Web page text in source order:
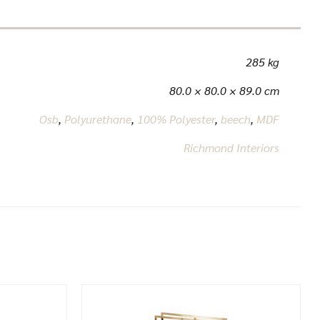
285 kg
80.0 × 80.0 × 89.0 cm
Osb, Polyurethane, 100% Polyester, beech, MDF
Richmond Interiors